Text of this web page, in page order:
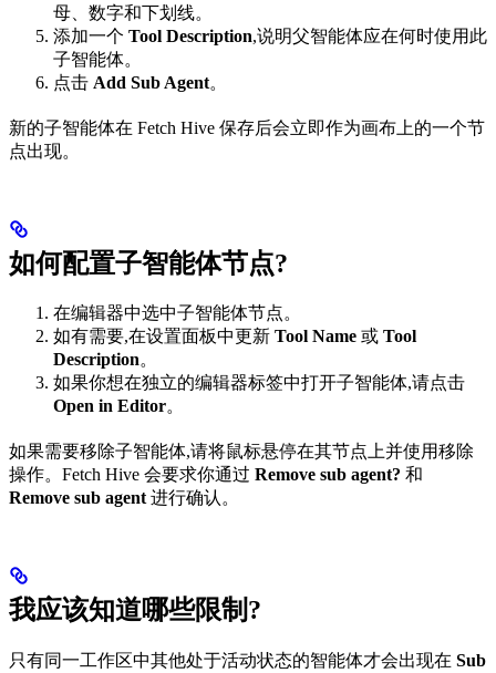
母、数字和下划线。
添加一个 Tool Description,说明父智能体应在何时使用此
子智能体。
点击 Add Sub Agent。
新的子智能体在 Fetch Hive 保存后会立即作为画布上的一个节
点出现。
如何配置子智能体节点?
在编辑器中选中子智能体节点。
如有需要,在设置面板中更新 Tool Name 或 Tool
Description。
如果你想在独立的编辑器标签中打开子智能体,请点击
Open in Editor。
如果需要移除子智能体,请将鼠标悬停在其节点上并使用移除
操作。Fetch Hive 会要求你通过 Remove sub agent? 和
Remove sub agent进行确认。
我应该知道哪些限制?
只有同一工作区中其他处于活动状态的智能体才会出现在 Sub